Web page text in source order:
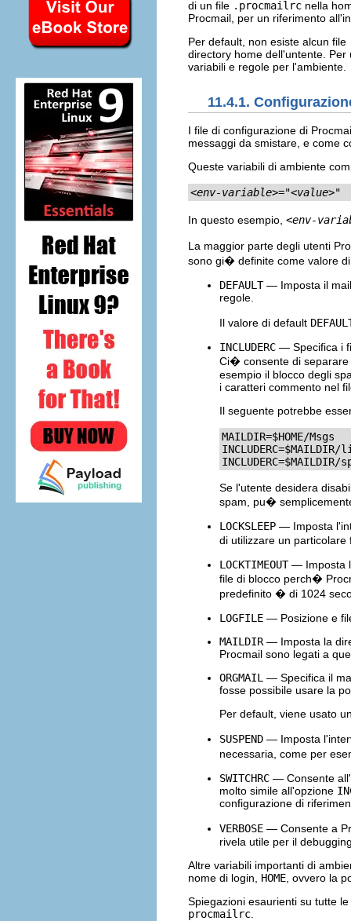
di un file .procmailrc nella
Procmail, per un riferimento
Per default, non esiste alcun file
directory home dell'untente.
variabili e regole per l'ambiente.
11.4.1.
I file di configurazione di
messaggi da smistare, e come
Queste variabili di ambiente
<env-variable>="<value>"
In questo esempio, <env-
La maggior parte degli utenti
sono gi� definite come valore
DEFAULT— Imposta il
regole.
Il valore di default
INCLUDERC — Specifica i
Ci� consente di separare
esempio il blocco degli
i caratteri commento nel
Il seguente potrebbe
MAILDIR=$HOME/Msgs
INCLUDERC=$MAILDIR/
Se l'utente desidera
spam, pu�
LOCKSLEEP — Imposta
di utilizzare un
LOCKTIMEOUT— Imposta
file di blocco perch�
predefinito � di 1024
LOGFILE — Posizione e
MAILDIR — Imposta la
Procmail sono legati a
ORGMAIL — Specifica il
fosse possibile usare la
Per default, viene usato
SUSPEND — Imposta
necessaria, come per
SWITCHRC — Consente
molto simile all'opzione
configurazione di
VERBOSE — Consente a
rivela utile per il
Altre variabili importanti di
nome di login, HOME , ovvero la
Spiegazioni esaurienti su tutte
procmailrc